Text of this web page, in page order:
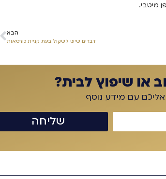
מיטבי.
הבא
דברים שיש לשקול בעת קניית כורסאות
או שיפוץ לבית?
אליכם עם מידע נוסף
שליחה